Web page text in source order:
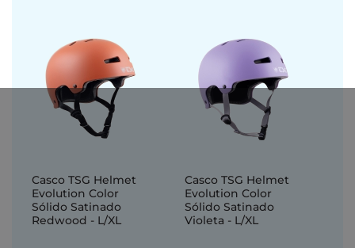
Casco TSG Helmet
Evolution Color
Sólido Satinado
Redwood - L/XL
Casco TSG Helmet
Evolution Color
Sólido Satinado
Violeta - L/XL